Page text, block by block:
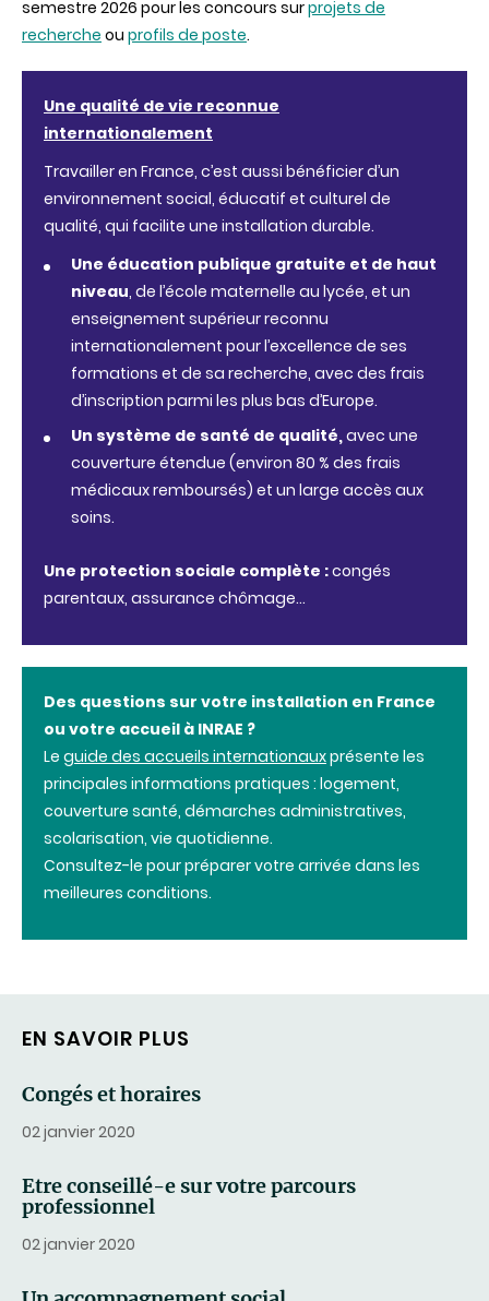
semestre 2026 pour les concours surprojets de
recherche ou profils de poste.
Une qualité de vie reconnue
internationalement
Travailler en France, c’est aussi bénéficier d’un
environnement social, éducatif et culturel de
qualité, qui facilite une installation durable.
Une éducation publique gratuite et de haut
niveau, de l’école maternelle au lycée, et un
enseignement supérieur reconnu
internationalement pour l’excellence de ses
formations et de sa recherche, avec des frais
d’inscription parmi les plus bas d’Europe.
Un système de santé de qualité,avec une
couverture étendue (environ 80 % des frais
médicaux remboursés) et un large accès aux
soins.
Une protection sociale complète :congés
parentaux, assurance chômage…
Des questions sur votre installation en France
ou votre accueil à INRAE ?
Le guide des accueils internationauxprésente les
principales informations pratiques : logement,
couverture santé, démarches administratives,
scolarisation, vie quotidienne.
Consultez-le pour préparer votre arrivée dans les
meilleures conditions.
EN SAVOIR PLUS
Congés et horaires
02 janvier 2020
Etre conseillé-e sur votre parcours
professionnel
02 janvier 2020